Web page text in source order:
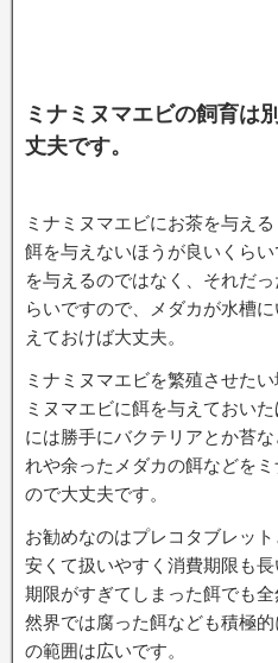
ミナミヌマエビの飼育は
丈夫です。
ミナミヌマエビにお茶を与え
餌を与えないほうが良いくら
を与えるのではなく、それだ
らいですので、メダカが水槽
えておけば大丈夫。
ミナミヌマエビを繁殖させた
ミヌマエビに餌を与えておい
には勝手にバクテリアとか苔
れや余ったメダカの餌などを
ので大丈夫です。
お勧めなのはプレコタブレッ
安くて扱いやすく消費期限も
期限がすぎてしまった餌でも
然界では腐った餌なども積極
の範囲は広いです。